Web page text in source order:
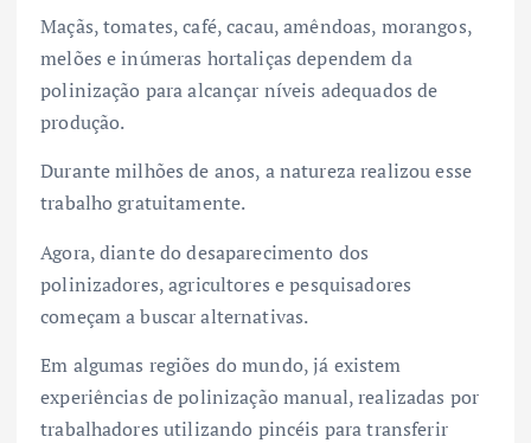
Maçãs, tomates, café, cacau, amêndoas, morangos,
melões e inúmeras hortaliças dependem da
polinização para alcançar níveis adequados de
produção.
Durante milhões de anos, a natureza realizou esse
trabalho gratuitamente.
Agora, diante do desaparecimento dos
polinizadores, agricultores e pesquisadores
começam a buscar alternativas.
Em algumas regiões do mundo, já existem
experiências de polinização manual, realizadas por
trabalhadores utilizando pincéis para transferir